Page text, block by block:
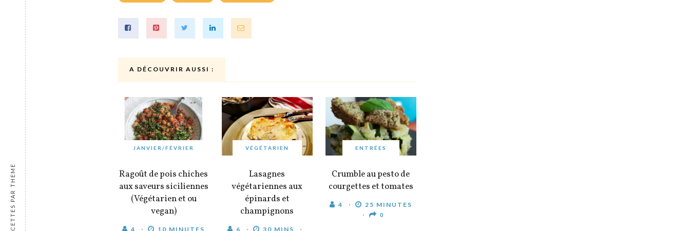
A DÉCOUVRIR AUSSI :
JANVIER/FÉVRIER
Ragoût de pois chiches
aux saveurs siciliennes
(Végétarien et ou
vegan)
4 10 MINUTES
VÉGÉTARIEN
Lasagnes
végétariennes aux
épinards et
champignons
6 30 MINS
ENTRÉES
Crumble au pesto de
courgettes et tomates
4 25 MINUTES
0
RECETTES PAR THEME